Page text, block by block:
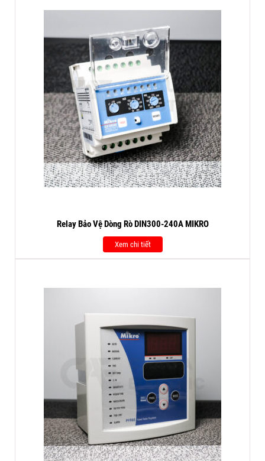
Relay Bảo Vệ Dòng Rò DIN300-240A MIKRO
Xem chi tiết